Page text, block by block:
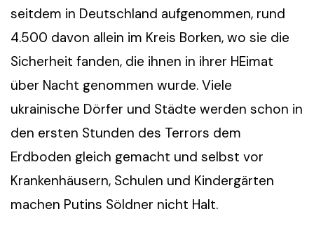
seitdem in Deutschland aufgenommen, rund
4.500 davon allein im Kreis Borken, wo sie die
Sicherheit fanden, die ihnen in ihrer HEimat
über Nacht genommen wurde. Viele
ukrainische Dörfer und Städte werden schon in
den ersten Stunden des Terrors dem
Erdboden gleich gemacht und selbst vor
Krankenhäusern, Schulen und Kindergärten
machen Putins Söldner nicht Halt.